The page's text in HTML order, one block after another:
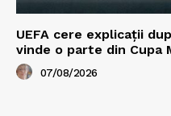
UEFA cere explicații
vinde o parte din Cupa
07/08/2026